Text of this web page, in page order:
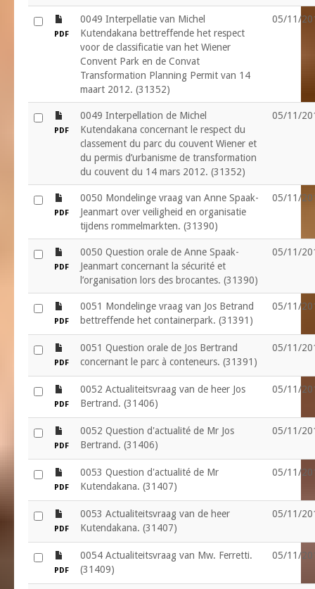
PDF
0049 Interpellatie van Michel
Kutendakana bettreffende het respect
voor de classificatie van het Wiener
Convent Park en de Convat
Transformation Planning Permit van 14
maart 2012. (31352)
05/11/
PDF
0049 Interpellation de Michel
Kutendakana concernant le respect du
classement du parc du couvent Wiener et
du permis d’urbanisme de transformation
du couvent du 14 mars 2012. (31352)
05/11/
PDF
0050 Mondelinge vraag van Anne Spaak-
Jeanmart over veiligheid en organisatie
tijdens rommelmarkten. (31390)
05/11/
PDF
0050 Question orale de Anne Spaak-
Jeanmart concernant la sécurité et
l’organisation lors des brocantes. (31390)
05/11/
PDF
0051 Mondelinge vraag van Jos Betrand
bettreffende het containerpark. (31391)
05/11/
PDF
0051 Question orale de Jos Bertrand
concernant le parc à conteneurs. (31391)
05/11/
PDF
0052 Actualiteitsvraag van de heer Jos
Bertrand. (31406)
05/11/
PDF
0052 Question d'actualité de Mr Jos
Bertrand. (31406)
05/11/
PDF
0053 Question d'actualité de Mr
Kutendakana. (31407)
05/11/
PDF
0053 Actualiteitsvraag van de heer
Kutendakana. (31407)
05/11/
PDF
0054 Actualiteitsvraag van Mw. Ferretti.
(31409)
05/11/